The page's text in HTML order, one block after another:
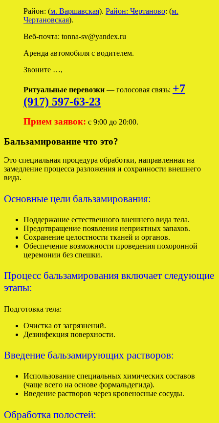
Район: (м. Варшавская). Район: Чертаново: (м.
Чертановская).
Веб-почта: tonna-sv@yandex.ru
Аренда автомобиля с водителем.
Звоните …,
Ритуальные перевозки — голосовая связь: +7
(917) 597-63-23
Прием заявок: с 9:00 до 20:00.
Бальзамирование что это?
Это специальная процедура обработки, направленная на
замедление процесса разложения и сохранности внешнего
вида.
Основные цели бальзамирования:
Поддержание естественного внешнего вида тела.
Предотвращение появления неприятных запахов.
Сохранение целостности тканей и органов.
Обеспечение возможности проведения похоронной
церемонии без спешки.
Процесс бальзамирования включает следующие
этапы:
Подготовка тела:
Очистка от загрязнений.
Дезинфекция поверхности.
Введение бальзамирующих растворов:
Использование специальных химических составов
(чаще всего на основе формальдегида).
Введение растворов через кровеносные сосуды.
Обработка полостей: